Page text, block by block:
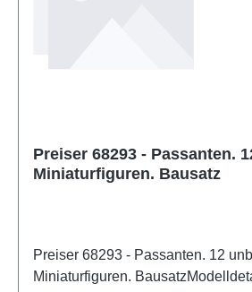
Preiser 68293 - Passanten.
Miniaturfiguren. Bausatz
Preiser 68293 - Passanten. 12
Miniaturfiguren.